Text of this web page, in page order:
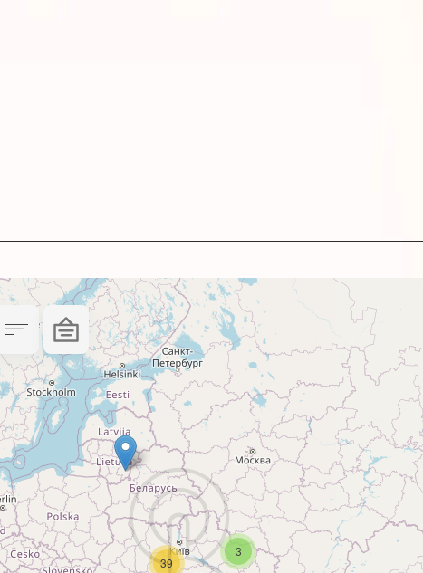
Everyday
друку та друку в домашніх умовах.
втрати якості.
принтерах чи БФП будь-якого бренду.
BARVA разом із
3
39